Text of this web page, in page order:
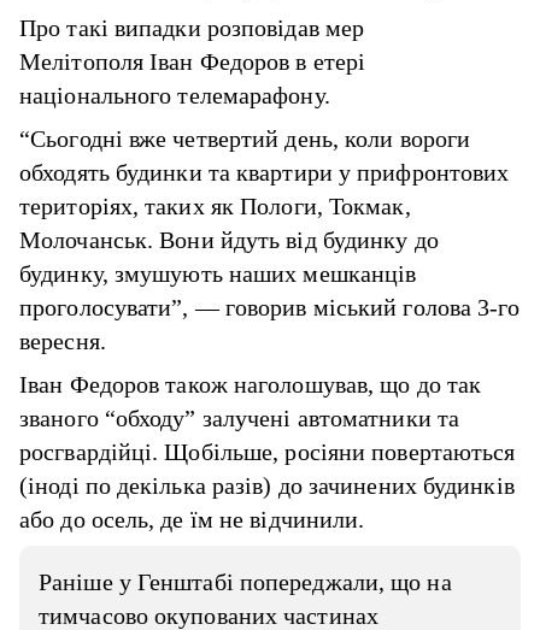
Про такі випадки розповідав мер
Мелітополя Іван Федоров в етері
національного телемарафону.
“Сьогодні вже четвертий день, коли вороги
обходять будинки та квартири у прифронтових
територіях, таких як Пологи, Токмак,
Молочанськ. Вони йдуть від будинку до
будинку, змушують наших мешканців
проголосувати”, — говорив міський голова 3-го
вересня.
Іван Федоров також наголошував, що до так
званого “обходу” залучені автоматники та
росгвардійці. Щобільше, росіяни повертаються
(іноді по декілька разів) до зачинених будинків
або до осель, де їм не відчинили.
Раніше у Генштабі попереджали, що на
тимчасово окупованих частинах